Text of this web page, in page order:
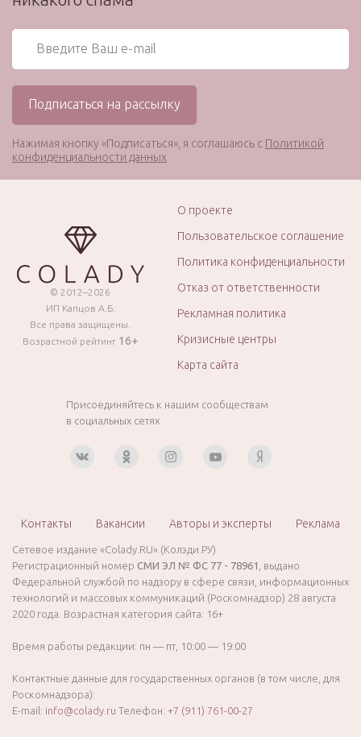
Нажимая кнопку «Подписаться», я соглашаюсь с Политикой
конфиденциальности данных
© 2012–2026
ИП Капцов А.Б.
Все права защищены.
Возрастной рейтинг 16+
О проекте
Пользовательское соглашение
Политика конфиденциальности
Отказ от ответственности
Рекламная политика
Кризисные центры
Карта сайта
Присоединяйтесь к нашим сообществам
в социальных сетях
Контакты Вакансии Авторы и эксперты Реклама
Сетевое издание «Colady.RU» (Колэди.РУ)
Регистрационный номер СМИ ЭЛ № ФС 77 - 78961
, выдано
Федеральной службой по надзору в сфере связи, информационных
технологий и массовых коммуникаций (Роскомнадзор) 28 августа
2020 года. Возрастная категория сайта: 16+
Время работы редакции: пн — пт, 10:00 — 19:00
Контактные данные для государственных органов (в том числе, для
Роскомнадзора):
E-mail: info@colady.ru Телефон: +7 (911) 761-00-27